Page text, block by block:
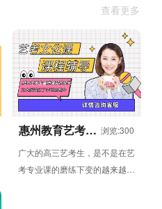
查看更多
惠州教育艺考文 浏览:300
广大的高三艺考生，是不是在艺
考专业课的磨练下变的越来越强